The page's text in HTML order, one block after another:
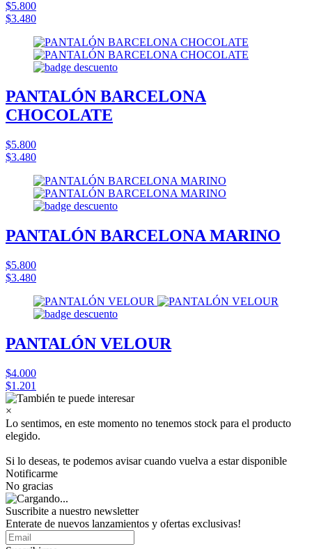
$5.800
$3.480
PANTALÓN BARCELONA
CHOCOLATE
$5.800
$3.480
PANTALÓN BARCELONA MARINO
$5.800
$3.480
PANTALÓN VELOUR
$4.000
$1.201
×
Lo sentimos, en este momento no tenemos stock para el producto
elegido.
Si lo deseas, te podemos avisar cuando vuelva a estar disponible
Notificarme
No gracias
Suscribite a nuestro newsletter
Enterate de nuevos lanzamientos y ofertas exclusivas!